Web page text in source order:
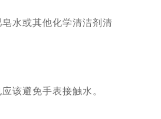
水或其他化学清洁剂清
该避免手表接触水。